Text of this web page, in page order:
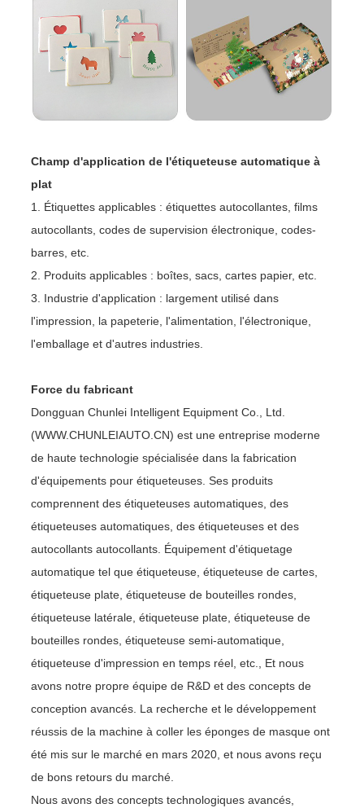
Champ d'application de l'étiqueteuse automatique à
plat
1. Étiquettes applicables : étiquettes autocollantes, films
autocollants, codes de supervision électronique, codes-
barres, etc.
2. Produits applicables : boîtes, sacs, cartes papier, etc.
3. Industrie d'application : largement utilisé dans
l'impression, la papeterie, l'alimentation, l'électronique,
l'emballage et d'autres industries.
Force du fabricant
Dongguan Chunlei Intelligent Equipment Co., Ltd.
(WWW.CHUNLEIAUTO.CN) est une entreprise moderne
de haute technologie spécialisée dans la fabrication
d'équipements pour étiqueteuses. Ses produits
comprennent des étiqueteuses automatiques, des
étiqueteuses automatiques, des étiqueteuses et des
autocollants autocollants. Équipement d'étiquetage
automatique tel que étiqueteuse, étiqueteuse de cartes,
étiqueteuse plate, étiqueteuse de bouteilles rondes,
étiqueteuse latérale, étiqueteuse plate, étiqueteuse de
bouteilles rondes, étiqueteuse semi-automatique,
étiqueteuse d'impression en temps réel, etc., Et nous
avons notre propre équipe de R&D et des concepts de
conception avancés. La recherche et le développement
réussis de la machine à coller les éponges de masque ont
été mis sur le marché en mars 2020, et nous avons reçu
de bons retours du marché.
Nous avons des concepts technologiques avancés,